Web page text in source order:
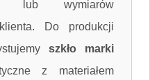
lub wymiarów
Do produkcji
szkło marki
z materiałem